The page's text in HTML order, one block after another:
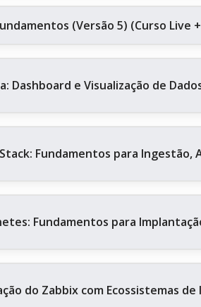
(Versão 5) (Curso Live
Dashboard e Visualização de
Fundamentos para Ingestão,
Fundamentos para
do Zabbix com Ecossistemas de